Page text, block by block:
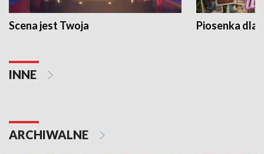
Scena jest Twoja Piosenka dla
INNE
ARCHIWALNE